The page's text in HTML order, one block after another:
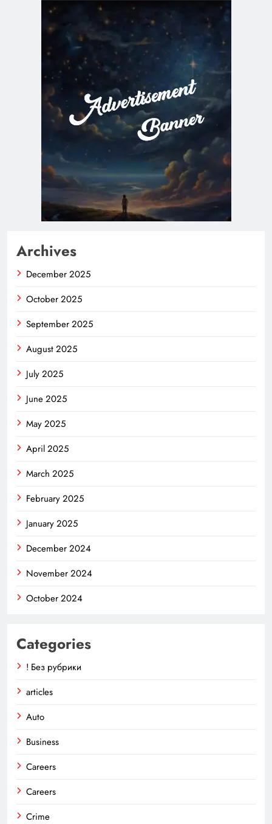
Archives
December 2025
October 2025
September 2025
August 2025
July 2025
June 2025
May 2025
April 2025
March 2025
February 2025
January 2025
December 2024
November 2024
October 2024
Categories
! Без рубрики
articles
Auto
Business
Careers
Careers
Crime